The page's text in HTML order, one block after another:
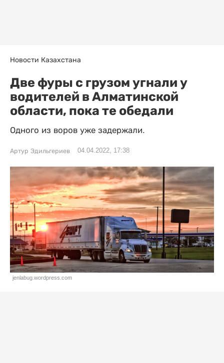
Новости Казахстана
Две фуры с грузом угнали у
водителей в Алматинской
области, пока те обедали
Одного из воров уже задержали.
Артур Эдильгериев 04.04.2022, 17:38
jenlabug.wordpress.com